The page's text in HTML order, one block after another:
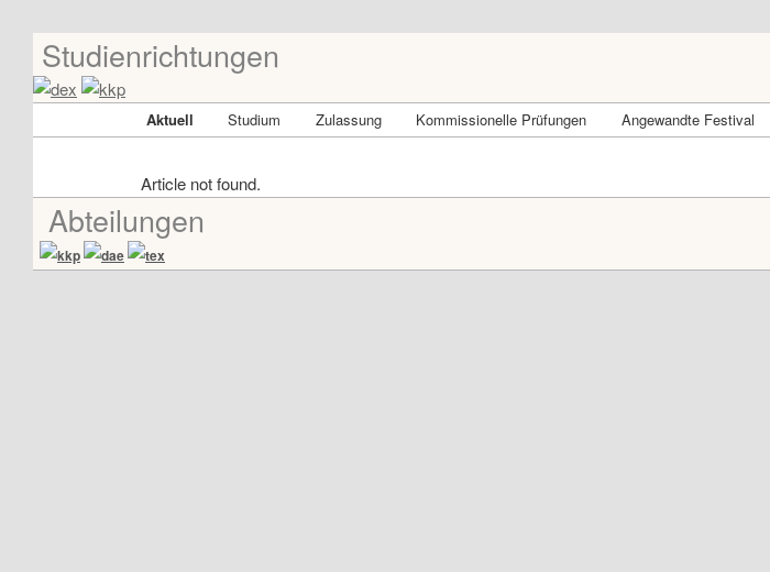
Skip
to
primary
dex-kkp
Universität für angewandte Kunst Wien
Studienrichtungen
menu
Aktuell Studium Zulassung Kommissionelle Prüfungen Angewandte Festival
Article not found.
Abteilungen